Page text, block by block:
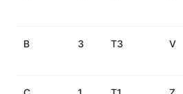
B 3 T3 V